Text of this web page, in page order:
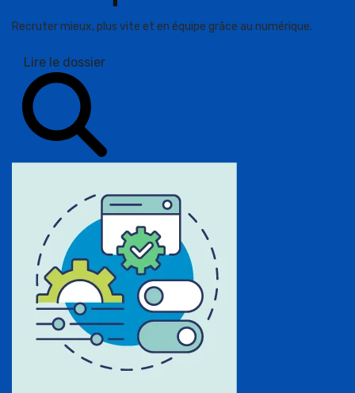
Recruter mieux, plus vite et en équipe grâce au numérique.
Lire le dossier